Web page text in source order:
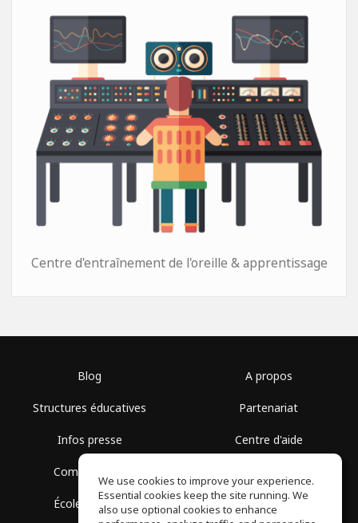
Centre d'entraînement de l'oreille & apprentissage
Blog
Structures éducatives
Infos presse
Communauté
École gratuite
A propos
Partenariat
Centre d'aide
Politique de confidentialité
We use cookies to improve your experience.
Essential cookies keep the site running. We
also use optional cookies to enhance